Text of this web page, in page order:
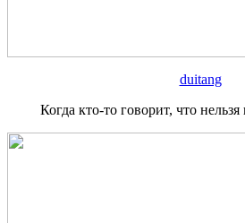
duitang
Когда кто-то говорит, что